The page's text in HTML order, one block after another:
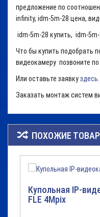
предложение по
infinity, idm-5m-28 цена,
idm-5m-28 купить, idm-
Что бы купить подобрать
видеокамеру позвоните
Или оставьте заявкуздесь.
Заказать монтаж систем
ПОХОЖИЕ
Купольная IP-
FLE 4Mpix